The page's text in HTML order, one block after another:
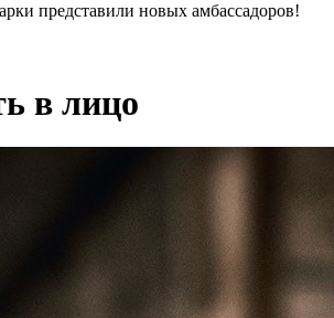
представили новых амбассадоров!
в лицо